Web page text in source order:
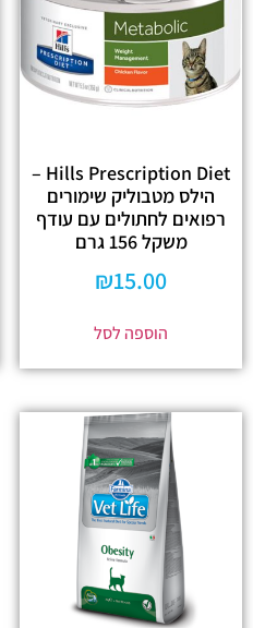
Hills Prescription Diet –
הילס מטבוליק שימורים
רפואים לחתולים עם עודף
משקל 156 גרם
₪15.00
הוספה לסל